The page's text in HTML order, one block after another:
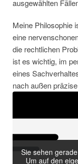
ausgewählten
Meine Philosophie
eine
die rechtlichen
ist es wichtig, im
eines
nach außen
Sie sehen
Um auf den